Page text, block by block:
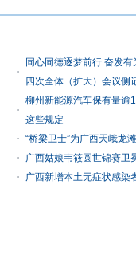
同心同德逐梦前行 奋发
四次全体（扩大）会议侧
柳州新能源汽车保有量逾
这些规定
“桥梁卫士”为广西天峨龙
广西姑娘韦筱圆世锦赛卫
广西新增本土无症状感染